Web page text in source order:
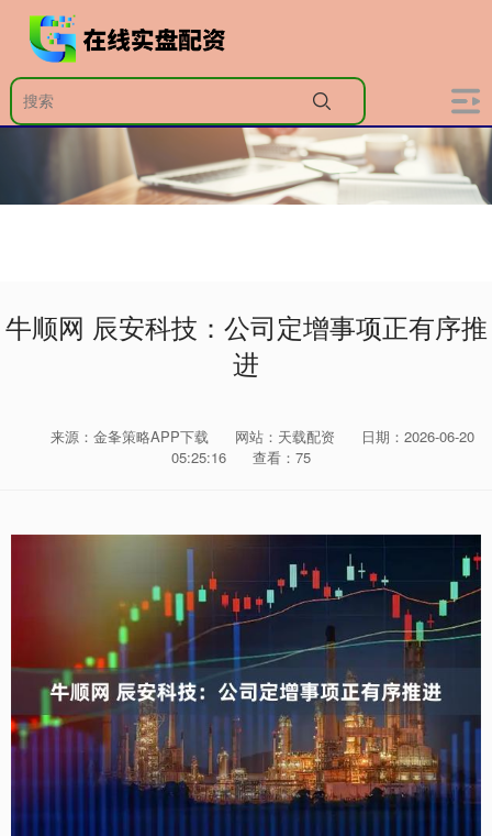
牛顺网 辰安科技：公司定增事项正有序推
进
来源：金夆策略APP下载 网站：天载配资
日期：2026-06-20
05:25:16
查看：75